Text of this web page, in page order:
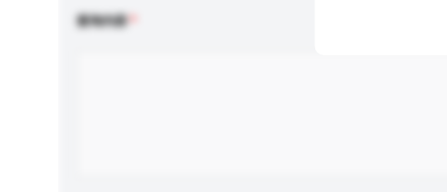
查询内容